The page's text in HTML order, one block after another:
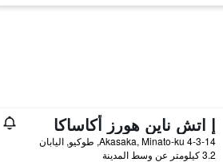
إ اتش ناين هورز أكاساكا
4-3-14 Akasaka, Minato-ku, طوكيو, اليابان
3.2 كيلومتر عن وسط المدينة